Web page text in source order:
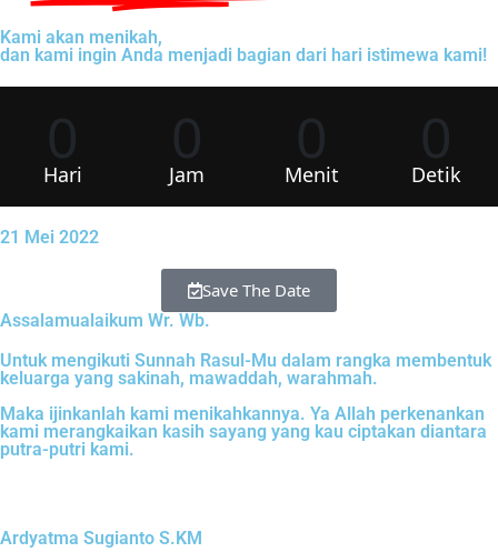
Kami akan menikah,
dan kami ingin Anda menjadi bagian dari hari istimewa kami!
0
Hari 0
Jam 0
Menit 0
Detik
21 Mei 2022
Save The Date
Assalamualaikum Wr. Wb.
Untuk mengikuti Sunnah Rasul-Mu dalam rangka membentuk
keluarga yang sakinah, mawaddah, warahmah.
Maka ijinkanlah kami menikahkannya. Ya Allah perkenankan
kami merangkaikan kasih sayang yang kau ciptakan diantara
putra-putri kami.
Ardyatma Sugianto S.KM